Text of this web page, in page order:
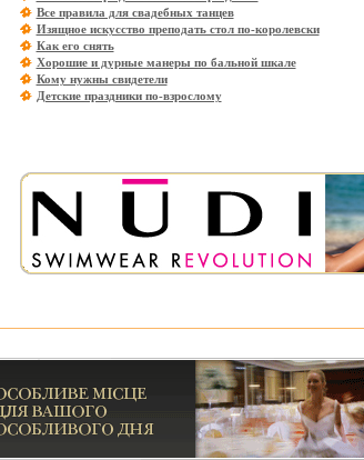
Все правила для свадебных танцев
Изящное искусство преподать стол по-королевски
Как его снять
Хорошие и дурные манеры по бальной шкале
Кому нужны свидетели
Детские праздники по-взрослому